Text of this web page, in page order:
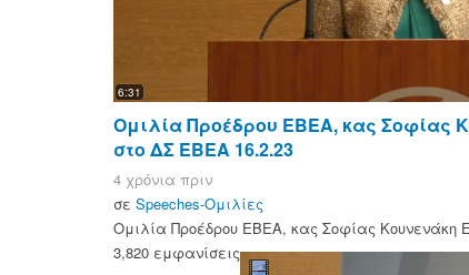
6:31
Ομιλία Προέδρου ΕΒΕΑ, κας Σοφίας
στο ΔΣ EBEA 16.2.23
4 χρόνια πριν
σε Speeches-Ομιλίες
Ομιλία Προέδρου ΕΒΕΑ, κας Σοφίας Κουνενάκη
3,820 εμφανίσεις